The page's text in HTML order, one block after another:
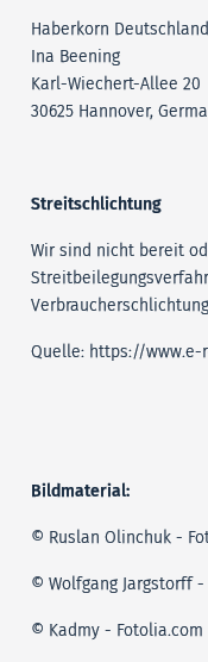
Haberkorn
Ina Beening
Karl-Wiechert-Allee 20
30625 Hannover,
Streitschlichtung
Wir sind nicht bereit
Quelle: https://www.e-
Bildmaterial:
© Ruslan Olinchuk -
© Wolfgang Jargstorff -
© Kadmy - Fotolia.com